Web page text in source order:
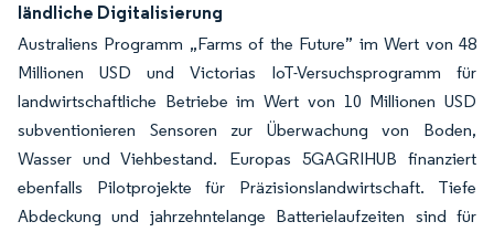
ländliche Digitalisierung
Australiens Programm „Farms of the Future” im Wert von 48
Millionen USD und Victorias IoT-Versuchsprogramm für
landwirtschaftliche Betriebe im Wert von 10 Millionen USD
subventionieren Sensoren zur Überwachung von Boden,
Wasser und Viehbestand. Europas 5GAGRIHUB finanziert
ebenfalls Pilotprojekte für Präzisionslandwirtschaft. Tiefe
Abdeckung und jahrzehntelange Batterielaufzeiten sind für